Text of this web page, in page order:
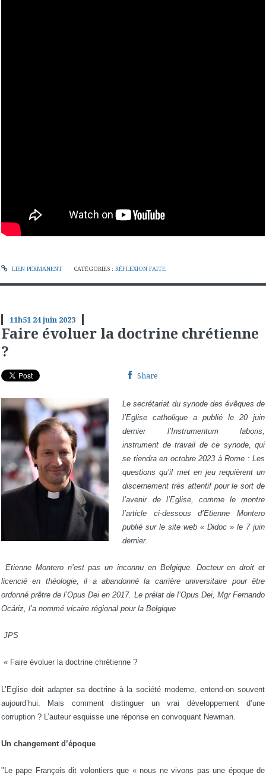
LIEN PERMANENT CATÉGORIES : RÉFLEXION FAITE
11h51 24juin 2023
Faire évoluer la doctrine chrétienne
?
Share
Le secrétariat du synode des évêques de
l’Eglise catholique a publié le 20 juin
dernier l’Instrumentum laboris,
instrument de travail de ce synode, qui
se tiendra en octobre 2023 à Rome :Les
questions qu’il met en jeu requièrent un
discernement très attentif pour le sort de
l’avenir de l’Eglise, comme le montre
l’article ci-dessous d’Etienne Montero
publié sur le site web « Didoc » le 7 juin
dernier.
Etienne Montero n’est pas un inconnu en Belgique. Docteur en droit et
licencié en théologie, il a abandonné la carrière universitaire pour être
ordonné prêtre de l’Opus Dei en 2017. Le prélat de l’Opus Dei, Mgr Fernando
Ocáriz, l’a nommé vicaire régional pour la Belgique
JPS
« Faire évoluer la doctrine chrétienne ?
L’Eglise doit adapter sa doctrine à la société moderne, entend-on souvent
aujourd’hui. Mais comment distinguer un vrai développement d’une
corruption ? L’auteur esquisse une réponse en convoquant Newman.
Un changement d’époque
"Le pape François dit volontiers que « nous ne vivons pas une époque de